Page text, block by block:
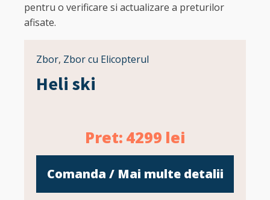
pentru o verificare si actualizare a preturilor
afisate.
Zbor, Zbor cu Elicopterul
Heli ski
Pret: 4299 lei
Comanda / Mai multe detalii